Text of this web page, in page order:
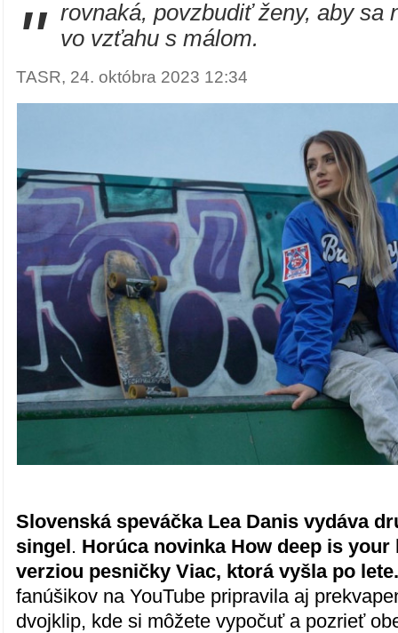
"
rovnaká, povzbudiť ženy, aby sa
vo vzťahu s málom.
TASR, 24. októbra 2023 12:34
Slovenská speváčka Lea Danis vydáva
singel. Horúca novinka How deep is
verziou pesničky Viac, ktorá vyšla po
fanúšikov na YouTube pripravila aj
dvojklip, kde si môžete vypočuť a pozrieť